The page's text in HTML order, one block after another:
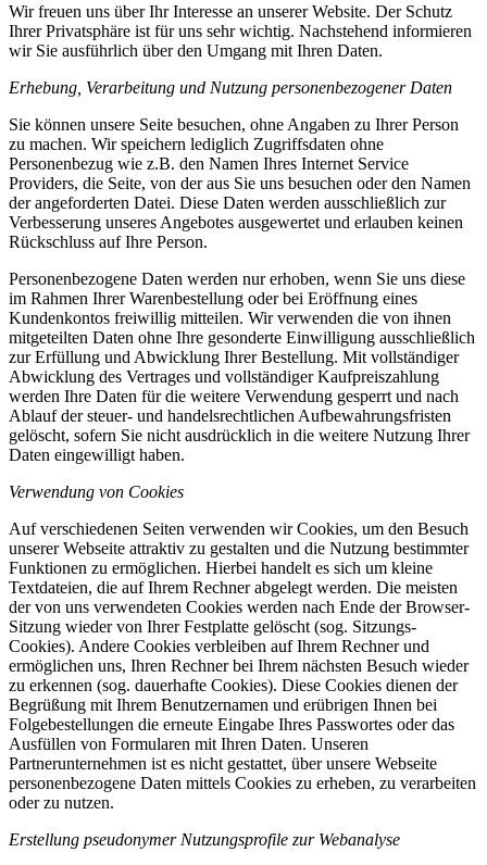
Wir freuen uns über Ihr Interesse an unserer Website. Der Schutz
Ihrer Privatsphäre ist für uns sehr wichtig. Nachstehend informieren
wir Sie ausführlich über den Umgang mit Ihren Daten.
Erhebung, Verarbeitung und Nutzung personenbezogener Daten
Sie können unsere Seite besuchen, ohne Angaben zu Ihrer Person
zu machen. Wir speichern lediglich Zugriffsdaten ohne
Personenbezug wie z.B. den Namen Ihres Internet Service
Providers, die Seite, von der aus Sie uns besuchen oder den Namen
der angeforderten Datei. Diese Daten werden ausschließlich zur
Verbesserung unseres Angebotes ausgewertet und erlauben keinen
Rückschluss auf Ihre Person.
Personenbezogene Daten werden nur erhoben, wenn Sie uns diese
im Rahmen Ihrer Warenbestellung oder bei Eröffnung eines
Kundenkontos freiwillig mitteilen. Wir verwenden die von ihnen
mitgeteilten Daten ohne Ihre gesonderte Einwilligung ausschließlich
zur Erfüllung und Abwicklung Ihrer Bestellung. Mit vollständiger
Abwicklung des Vertrages und vollständiger Kaufpreiszahlung
werden Ihre Daten für die weitere Verwendung gesperrt und nach
Ablauf der steuer- und handelsrechtlichen Aufbewahrungsfristen
gelöscht, sofern Sie nicht ausdrücklich in die weitere Nutzung Ihrer
Daten eingewilligt haben.
Verwendung von Cookies
Auf verschiedenen Seiten verwenden wir Cookies, um den Besuch
unserer Webseite attraktiv zu gestalten und die Nutzung bestimmter
Funktionen zu ermöglichen. Hierbei handelt es sich um kleine
Textdateien, die auf Ihrem Rechner abgelegt werden. Die meisten
der von uns verwendeten Cookies werden nach Ende der Browser-
Sitzung wieder von Ihrer Festplatte gelöscht (sog. Sitzungs-
Cookies). Andere Cookies verbleiben auf Ihrem Rechner und
ermöglichen uns, Ihren Rechner bei Ihrem nächsten Besuch wieder
zu erkennen (sog. dauerhafte Cookies). Diese Cookies dienen der
Begrüßung mit Ihrem Benutzernamen und erübrigen Ihnen bei
Folgebestellungen die erneute Eingabe Ihres Passwortes oder das
Ausfüllen von Formularen mit Ihren Daten. Unseren
Partnerunternehmen ist es nicht gestattet, über unsere Webseite
personenbezogene Daten mittels Cookies zu erheben, zu verarbeiten
oder zu nutzen.
Erstellung pseudonymer Nutzungsprofile zur Webanalyse